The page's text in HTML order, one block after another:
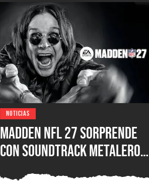
NOTICIAS
Madden NFL 27 sorprende
con soundtrack metalero: